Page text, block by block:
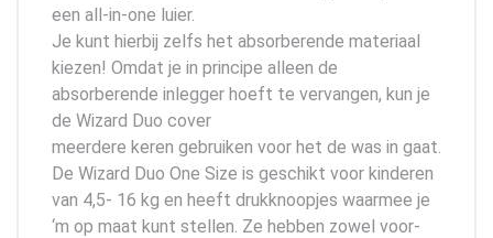
een all-in-one luier.
Je kunt hierbij zelfs het absorberende materiaal
kiezen! Omdat je in principe alleen de
absorberende inlegger hoeft te vervangen, kun je
de Wizard Duo cover
meerdere keren gebruiken voor het de was in gaat.
De Wizard Duo One Size is geschikt voor kinderen
van 4,5- 16 kg en heeft drukknoopjes waarmee je
‘m op maat kunt stellen. Ze hebben zowel voor-